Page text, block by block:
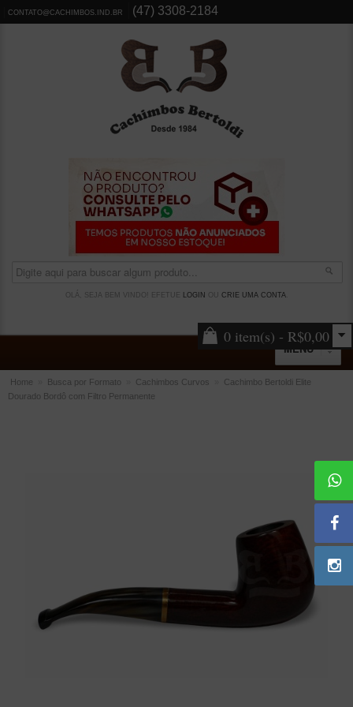
CONTATO@CACHIMBOS.IND.BR (47) 3308-2184
OLÁ, SEJA BEM VINDO! EFETUE LOGIN CRIE UMA CONTA.
0 item(s) - R$0,00
MENU
ACESSÓRIOS
Limpadores para Cachimbo
Bolsas para Cachimbo
Home Busca por Formato Cachimbos Curvos
Cachimbo Bertoldi Elite
Dourado Bordô com Filtro Permanente